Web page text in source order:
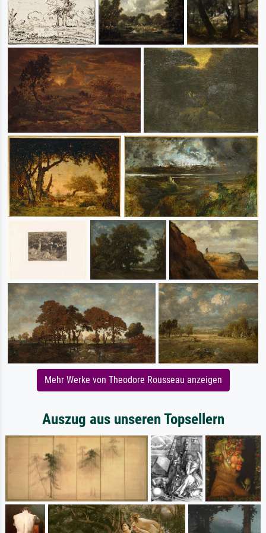
Mehr Werke von Theodore Rousseau anzeigen
Auszug aus unseren Topsellern